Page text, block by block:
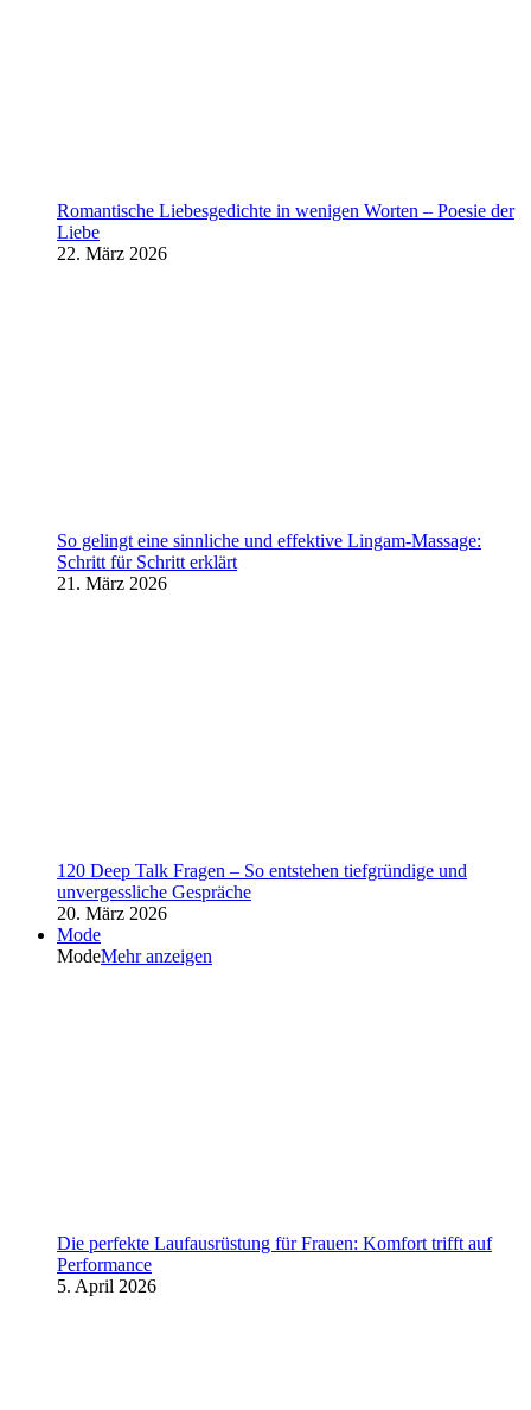
Romantische Liebesgedichte in wenigen Worten – Poesie der
Liebe
22. März 2026
So gelingt eine sinnliche und effektive Lingam-Massage:
Schritt für Schritt erklärt
21. März 2026
120 Deep Talk Fragen – So entstehen tiefgründige und
unvergessliche Gespräche
20. März 2026
Mode
ModeMehr anzeigen
Die perfekte Laufausrüstung für Frauen: Komfort trifft auf
Performance
5. April 2026